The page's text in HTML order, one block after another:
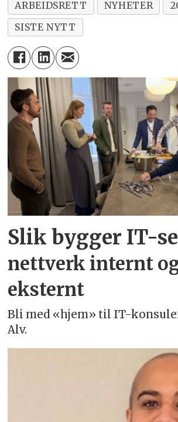
ARBEIDSRETT NYHETER
SISTE NYTT
Slik bygger IT-
nettverk internt
eksternt
Bli med «hjem» til IT-
Alv.